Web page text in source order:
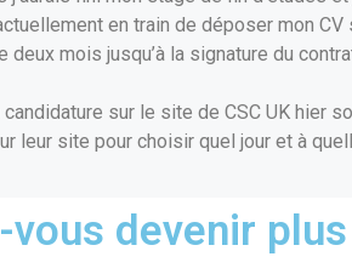
p
p
en train de déposer mon
deux mois jusqu’à la signature du
candidature sur le site de CSC UK hier
leur site pour choisir quel jour et à
vous devenir